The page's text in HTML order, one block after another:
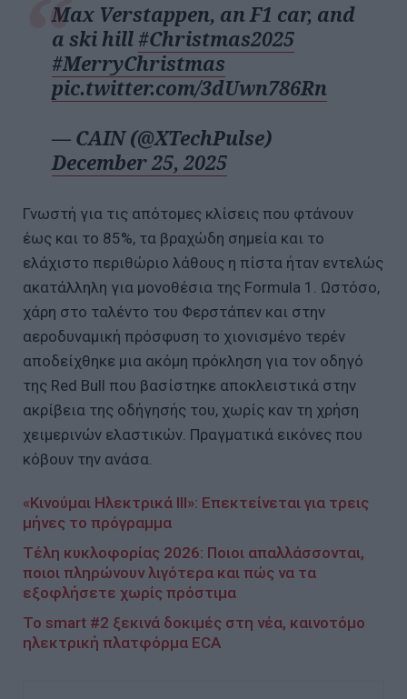
Max Verstappen, an F1 car, and
a ski hill #Christmas2025
#MerryChristmas
pic.twitter.com/3dUwn786Rn
— CAIN (@XTechPulse)
December 25, 2025
Γνωστή για τις απότομες κλίσεις που φτάνουν
έως και το 85%, τα βραχώδη σημεία και το
ελάχιστο περιθώριο λάθους η πίστα ήταν εντελώς
ακατάλληλη για μονοθέσια της Formula 1. Ωστόσο,
χάρη στο ταλέντο του Φερστάπεν και στην
αεροδυναμική πρόσφυση το χιονισμένο τερέν
αποδείχθηκε μια ακόμη πρόκληση για τον οδηγό
της Red Bull που βασίστηκε αποκλειστικά στην
ακρίβεια της οδήγησής του, χωρίς καν τη χρήση
χειμερινών ελαστικών. Πραγματικά εικόνες που
κόβουν την ανάσα.
«Κινούμαι Ηλεκτρικά ΙΙΙ»: Επεκτείνεται για τρεις
μήνες το πρόγραμμα
Τέλη κυκλοφορίας 2026: Ποιοι απαλλάσσονται,
ποιοι πληρώνουν λιγότερα και πώς να τα
εξοφλήσετε χωρίς πρόστιμα
To smart #2 ξεκινά δοκιμές στη νέα, καινοτόμο
ηλεκτρική πλατφόρμα ECA